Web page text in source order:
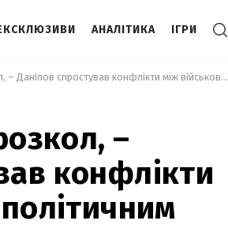
АНАЛІТИКА ІГРИ
Дискусії – це не розкол, – Данілов спростував конфлікти між військовим і політичним керівництвом
–
конфлікти